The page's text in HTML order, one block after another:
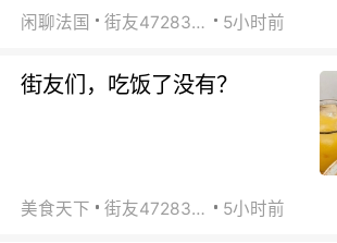
闲聊法国 街友472838572 5小时前
街友们，吃饭了没有？
美食天下 街友472838572 5小时前